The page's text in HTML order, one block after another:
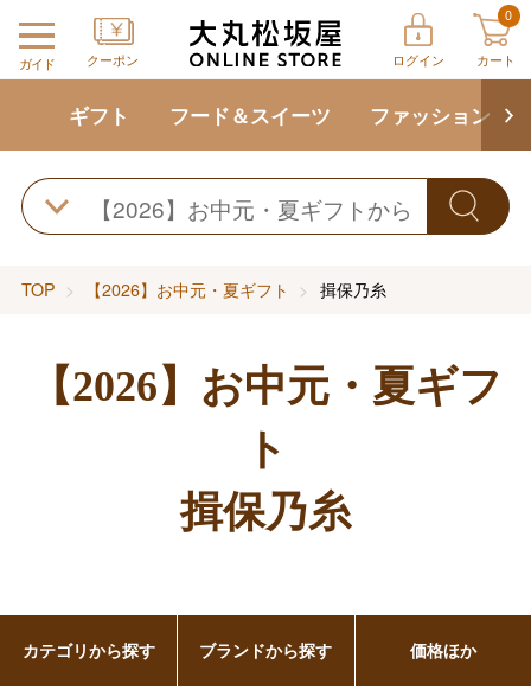
ガイド クーポン ログイン
0
カート
ギフト フード＆スイーツ ファッション
TOP 【2026】お中元・夏ギフト 揖保乃糸
【2026】お中元・夏ギフ
ト
揖保乃糸
カテゴリから探す ブランドから探す 価格ほか